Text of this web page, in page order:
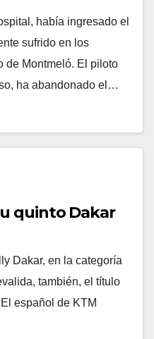
había ingresado el
sufrido en los
de Montmeló. El piloto
ha abandonado el…
quinto Dakar
Dakar, en la categoría
también, el título
español de KTM